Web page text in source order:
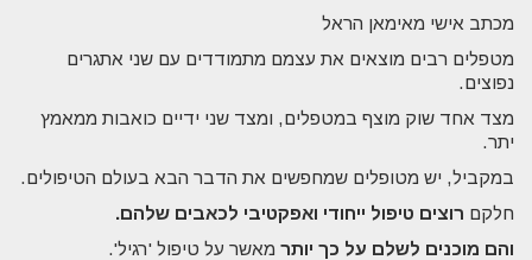
מכתב אישי מאימאן הראל
מטפלים רבים מוצאים את עצמם מתמודדים עם שני אתגרים
נפוצים.
מצד אחד שוק מוצף במטפלים, ומצד שני ידיים כואבות ממאמץ
יתר.
במקביל, יש מטופלים שמחפשים את הדבר הבא בעולם הטיפולים.
חלקם רוצים טיפול ייחודי ואפקטיבי לכאבים שלהם.
והם מוכנים לשלם על כך יותר מאשר על טיפול 'רגיל'.